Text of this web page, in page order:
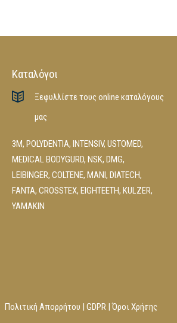
Καταλόγοι
Ξεφυλλίστε τους online καταλόγους
μας
3M, POLYDENTIA, INTENSIV, USTOMED,
MEDICAL BODYGURD, NSK, DMG,
LEIBINGER, COLTENE, MANI, DIATECH,
FANTA, CROSSTEX, EIGHTEETH, KULZER,
YAMAKIN
Πολιτική Απορρήτου |GDPR |Όροι Χρήσης